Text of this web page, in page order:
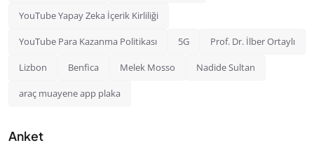
YouTube Yapay Zeka İçerik Kirliliği
YouTube Para Kazanma Politikası 5G Prof. Dr. İlber Ortaylı
Lizbon Benfica Melek Mosso Nadide Sultan
araç muayene app plaka
Anket